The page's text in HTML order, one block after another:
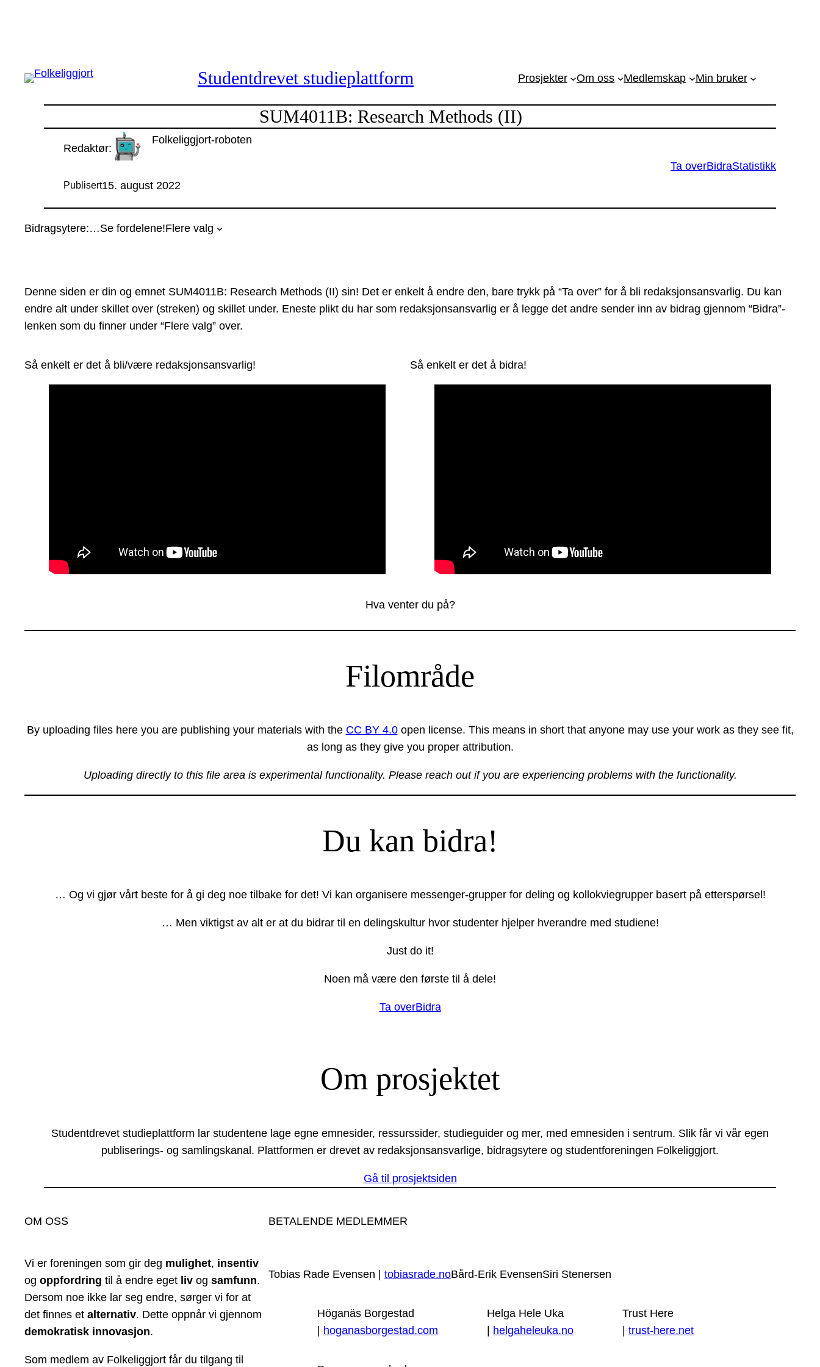
Studentdrevet studieplattform Prosjekter Om oss Medlemskap Min bruker
SUM4011B: Research Methods (II)
Redaktør:
Folkeliggjort-roboten
Publisert15. august 2022
Ta overBidraStatistikk
Bidragsytere:…Se fordelene!Flere valg
Denne siden er din og emnet SUM4011B: Research Methods (II) sin! Det er enkelt å endre den, bare trykk på “Ta over” for å bli redaksjonsansvarlig. Du kan
endre alt under skillet over (streken) og skillet under. Eneste plikt du har som redaksjonsansvarlig er å legge det andre sender inn av bidrag gjennom “Bidra”-
lenken som du finner under “Flere valg” over.
Så enkelt er det å bli/være redaksjonsansvarlig! Så enkelt er det å bidra!
Hva venter du på?
Filområde
By uploading files here you are publishing your materials with the CC BY 4.0open license. This means in short that anyone may use your work as they see fit,
as long as they give you proper attribution.
Uploading directly to this file area is experimental functionality. Please reach out if you are experiencing problems with the functionality.
Du kan bidra!
… Og vi gjør vårt beste for å gi deg noe tilbake for det! Vi kan organisere messenger-grupper for deling og kollokviegrupper basert på etterspørsel!
… Men viktigst av alt er at du bidrar til en delingskultur hvor studenter hjelper hverandre med studiene!
Just do it!
Noen må være den første til å dele!
Ta overBidra
Om prosjektet
Studentdrevet studieplattform lar studentene lage egne emnesider, ressurssider, studieguider og mer, med emnesiden i sentrum. Slik får vi vår egen
publiserings- og samlingskanal. Plattformen er drevet av redaksjonsansvarlige, bidragsytere og studentforeningen Folkeliggjort.
Gå til prosjektsiden
OM OSS
Vi er foreningen som gir deg mulighet, insentiv
og oppfordring til å endre eget liv og samfunn.
Dersom noe ikke lar seg endre, sørger vi for at
det finnes et alternativ. Dette oppnår vi gjennom
demokratisk innovasjon.
Som medlem av Folkeliggjort får du tilgang til
BETALENDE MEDLEMMER
Tobias Rade Evensen | tobiasrade.noBård-Erik EvensenSiri Stenersen
Höganäs Borgestad
| hoganasborgestad.com
Helga Hele Uka
| helgaheleuka.no
Trust Here
| trust-here.net